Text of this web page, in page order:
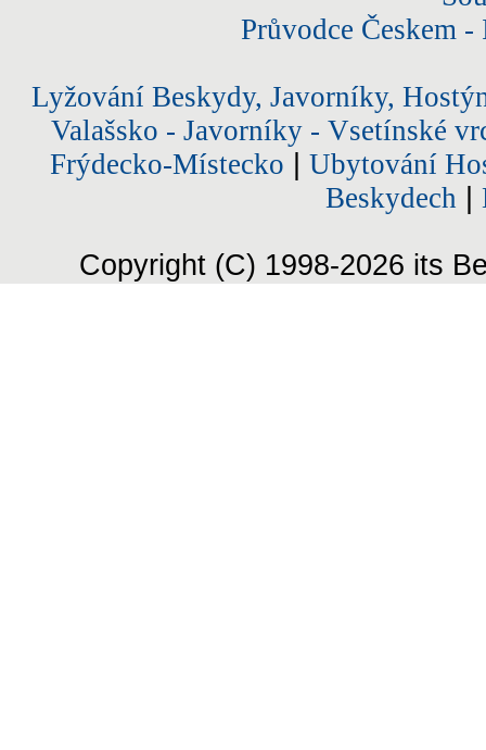
Průvodce Českem
Lyžování Beskydy, Javorníky,
Valašsko - Javorníky - Vsetínské
Frýdecko-Místecko
Ubytování
Beskydech
Copyright (C) 1998-2026 its